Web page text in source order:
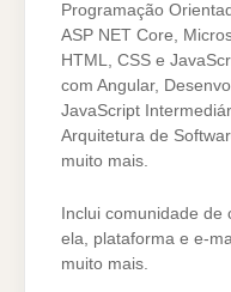
Programação
ASP NET Core,
HTML, CSS e
com Angular,
JavaScript
Arquitetura de
muito mais.
Inclui comunidade
ela, plataforma e e-
muito mais.